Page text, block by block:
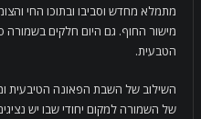
מתמלא מחדש וסביבו ובתוכו החי והצומח
מישור החוף. גם היום חלקים בשמורה
הטבעית.
השילוב של השבת הפאונה הטיבעית
של השמורה למקום יחודי שבו יש